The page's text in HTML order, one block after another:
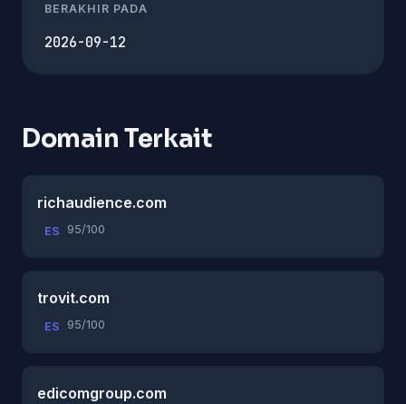
BERAKHIR PADA
2026-09-12
Domain Terkait
richaudience.com
ES 95/100
trovit.com
ES 95/100
edicomgroup.com